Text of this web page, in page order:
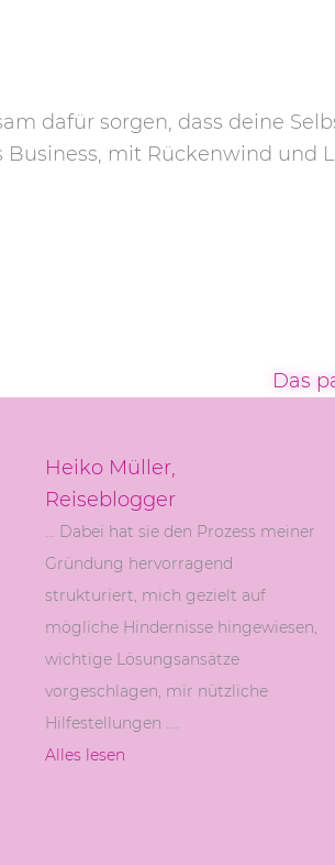
dafür sorgen, dass deine
mit Rückenwind und
Das
Heiko Müller,
Reiseblogger
… Dabei hat sie den Prozess meiner
Gründung hervorragend
strukturiert, mich gezielt auf
mögliche Hindernisse hingewiesen,
wichtige Lösungsansätze
vorgeschlagen, mir nützliche
Hilfestellungen ….
Alles lesen